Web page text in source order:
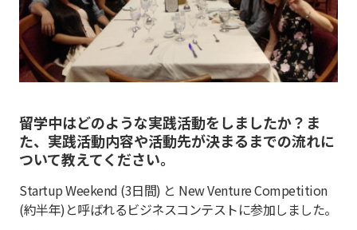
留学中はどのような実践活動をしましたか？ま
た、実践活動内容や活動先が決まるまでの流れに
ついて教えてください。
Startup Weekend (3日間) と New Venture Competition
(約半年)と呼ばれるビジネスコンテストに参加しました。